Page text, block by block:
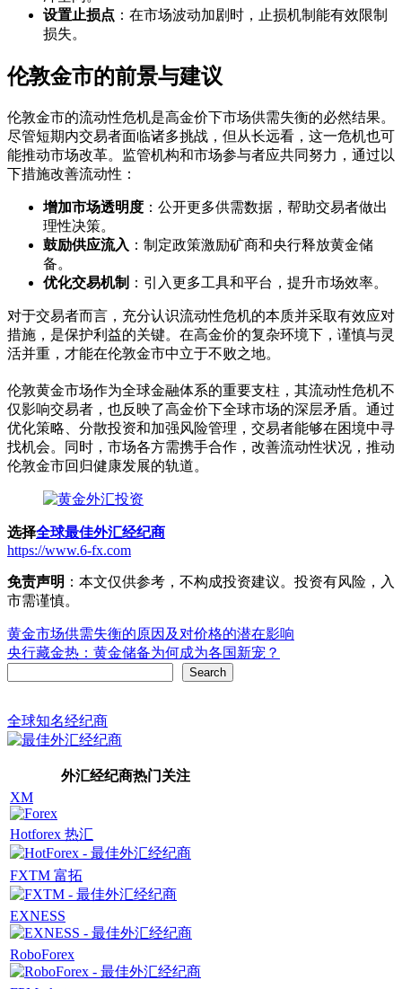
设置止损点 ：在市场波动加剧时，止损机制能有效限制
损失。
伦敦金市的前景与建议
伦敦金市的流动性危机是高金价下市场供需失衡的必然结果。
尽管短期内交易者面临诸多挑战，但从长远看，这一危机也可
能推动市场改革。监管机构和市场参与者应共同努力，通过以
下措施改善流动性：
增加市场透明度 ：公开更多供需数据，帮助交易者做出
理性决策。
鼓励供应流入 ：制定政策激励矿商和央行释放黄金储
备。
优化交易机制 ：引入更多工具和平台，提升市场效率。
对于交易者而言，充分认识流动性危机的本质并采取有效应对
措施，是保护利益的关键。在高金价的复杂环境下，谨慎与灵
活并重，才能在伦敦金市中立于不败之地。
伦敦黄金市场作为全球金融体系的重要支柱，其流动性危机不
仅影响交易者，也反映了高金价下全球市场的深层矛盾。通过
优化策略、分散投资和加强风险管理，交易者能够在困境中寻
找机会。同时，市场各方需携手合作，改善流动性状况，推动
伦敦金市回归健康发展的轨道。
选择全球最佳外汇经纪商
https://www.6-fx.com
免责声明 ：本文仅供参考，不构成投资建议。投资有风险，入
市需谨慎。
Post
navigation
黄金市场供需失衡的原因及对价格的潜在影响
央行藏金热：黄金储备为何成为各国新宠？
Search
全球知名经纪商
外汇经纪商热门关注
XM
Hotforex 热汇
FXTM 富拓
EXNESS
RoboForex